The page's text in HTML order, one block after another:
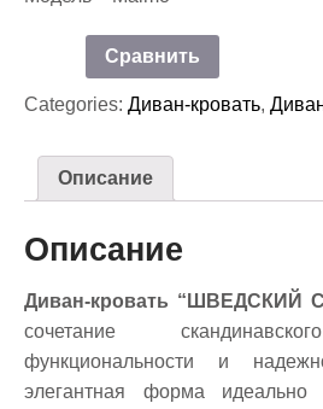
Сравнить
Categories: Диван-кровать,
Описание
Описание
Диван-кровать “ШВЕДСКИЙ
сочетание
функциональности и
элегантная форма